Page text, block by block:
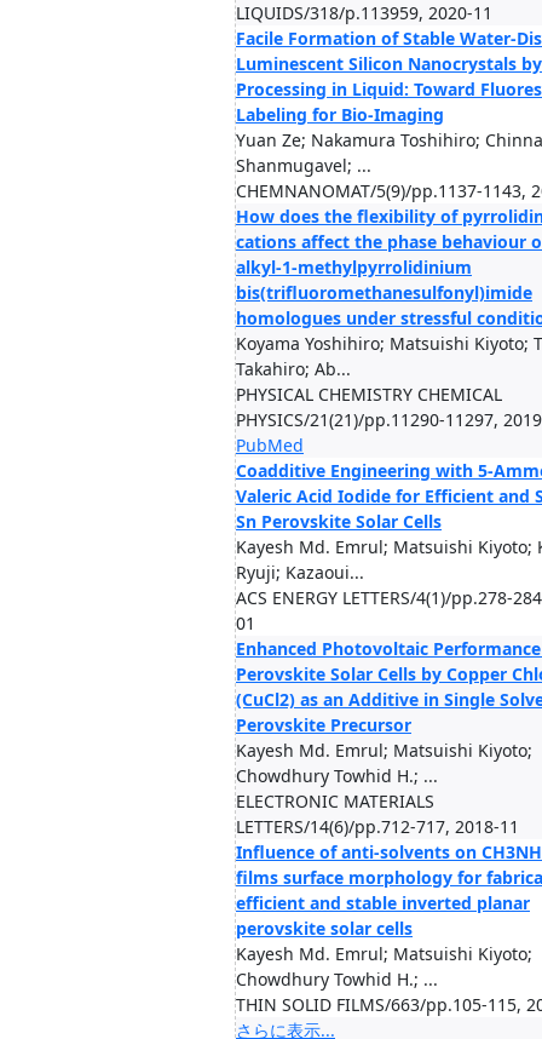
LIQUIDS/318/p.113959, 2020-11
Facile Formation of Stable Water-
Luminescent Silicon Nanocrystals
Processing in Liquid: Toward
Labeling for Bio-Imaging
Yuan Ze; Nakamura Toshihiro;
Shanmugavel; ...
CHEMNANOMAT/5(9)/pp.1137-1143,
How does the flexibility of
cations affect the phase behaviour
alkyl-1-methylpyrrolidinium
bis(trifluoromethanesulfonyl)imide
homologues under stressful
Koyama Yoshihiro; Matsuishi Kiyoto;
Takahiro; Ab...
PHYSICAL CHEMISTRY CHEMICAL
PHYSICS/21(21)/pp.11290-11297,
PubMed
Coadditive Engineering with 5-
Valeric Acid Iodide for Efficient and
Sn Perovskite Solar Cells
Kayesh Md. Emrul; Matsuishi Kiyoto;
Ryuji; Kazaoui...
ACS ENERGY LETTERS/4(1)/pp.278-
01
Enhanced Photovoltaic
Perovskite Solar Cells by Copper
(CuCl2) as an Additive in Single
Perovskite Precursor
Kayesh Md. Emrul; Matsuishi Kiyoto;
Chowdhury Towhid H.; ...
ELECTRONIC MATERIALS
LETTERS/14(6)/pp.712-717, 2018-11
Influence of anti-solvents on
films surface morphology for
efficient and stable inverted planar
perovskite solar cells
Kayesh Md. Emrul; Matsuishi Kiyoto;
Chowdhury Towhid H.; ...
THIN SOLID FILMS/663/pp.105-115,
さらに表示...